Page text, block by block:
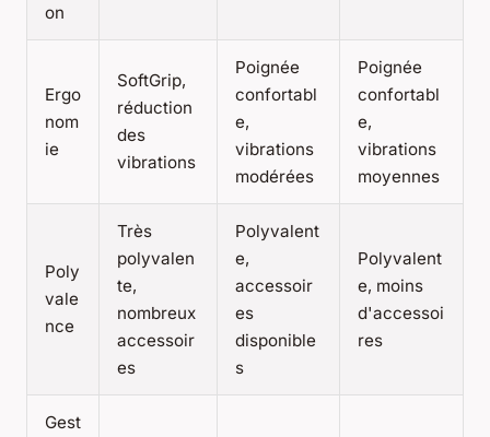
on
Ergo
nom
ie
SoftGrip,
réduction
des
vibrations
Poignée
confortabl
e,
vibrations
modérées
Poignée
confortabl
e,
vibrations
moyennes
Poly
vale
nce
Très
polyvalen
te,
nombreux
accessoir
es
Polyvalent
e,
accessoir
es
disponible
s
Polyvalent
e, moins
d'accessoi
res
Gest